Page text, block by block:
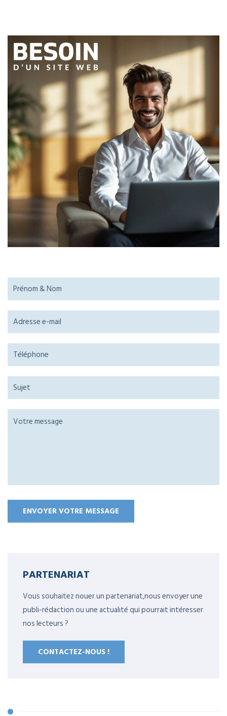
PARTENARIAT
Vous souhaitez nouer un partenariat,nous envoyer une
publi-rédaction ou une actualité qui pourrait intéresser
nos lecteurs ?
CONTACTEZ-NOUS !